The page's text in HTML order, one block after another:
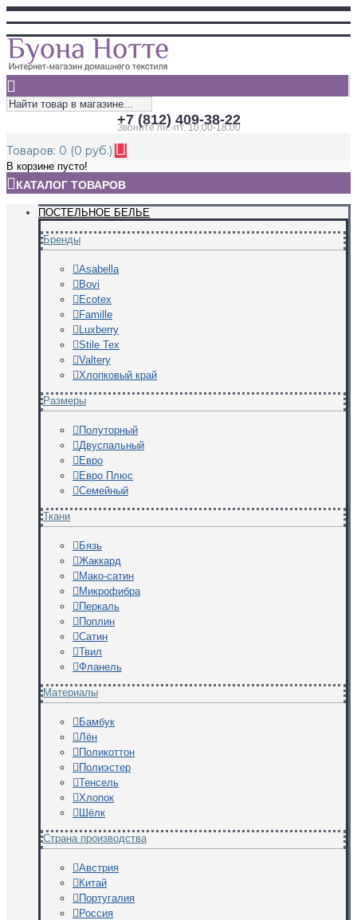
+7 (812) 409-38-22
Звоните пн.-пт. 10:00-18:00
Товаров: 0 (0 руб.)
В корзине пусто!
КАТАЛОГ ТОВАРОВ
ПОСТЕЛЬНОЕ БЕЛЬЕ
Бренды
Asabella
Bovi
Ecotex
Famille
Luxberry
Stile Tex
Valtery
Хлопковый край
Размеры
Полуторный
Двуспальный
Евро
Евро Плюс
Семейный
Ткани
Бязь
Жаккард
Мако-сатин
Микрофибра
Перкаль
Поплин
Сатин
Твил
Фланель
Материалы
Бамбук
Лён
Поликоттон
Полиэстер
Тенсель
Хлопок
Шёлк
Страна производства
Австрия
Китай
Португалия
Россия